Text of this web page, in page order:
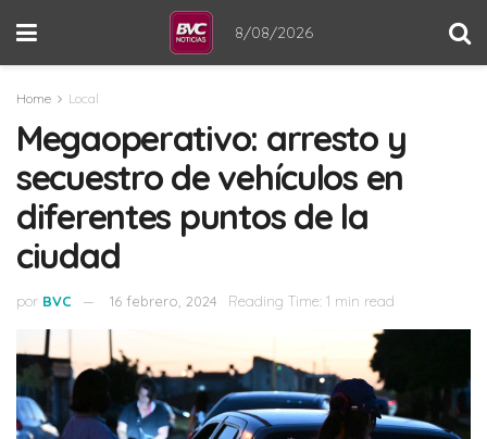
8/08/2026
Home Local
Megaoperativo: arresto y
secuestro de vehículos en
diferentes puntos de la
ciudad
por BVC 16 febrero, 2024 Reading Time: 1 min read